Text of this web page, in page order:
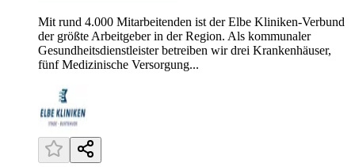
Mit rund 4.000 Mitarbeitenden ist der Elbe Kliniken-Verbund
der größte Arbeitgeber in der Region. Als kommunaler
Gesundheitsdienstleister betreiben wir drei Krankenhäuser,
fünf Medizinische Versorgung...